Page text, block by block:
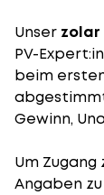
Unser zolar
PV-
beim
Gewinn,
Um
Angaben